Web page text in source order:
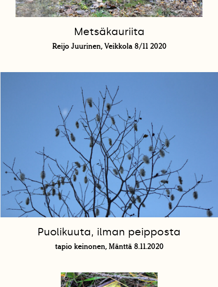
Metsäkauriita
Reijo Juurinen, Veikkola 8/11 2020
Puolikuuta, ilman peipposta
tapio keinonen, Mänttä 8.11.2020